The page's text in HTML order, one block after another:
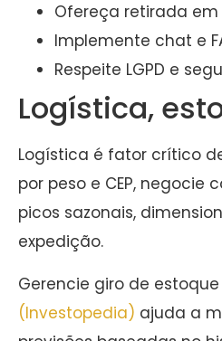
Ofereça retirada
Implemente chat e
Respeite LGPD e
Logística,
Logística é fator crítico
por peso e CEP,
picos sazonais,
expedição.
Gerencie giro de
(Investopedia) ajuda a